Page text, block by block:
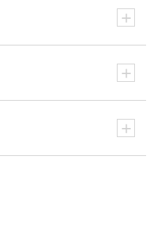
+
+
+